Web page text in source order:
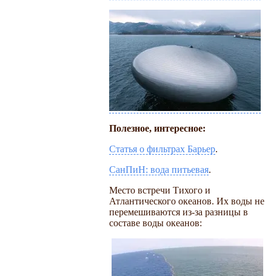
Полезное, интересное:
Статья о фильтрах Барьер.
СанПиН: вода питьевая.
Место встречи Тихого и
Атлантического океанов. Их воды не
перемешиваются из-за разницы в
составе воды океанов: